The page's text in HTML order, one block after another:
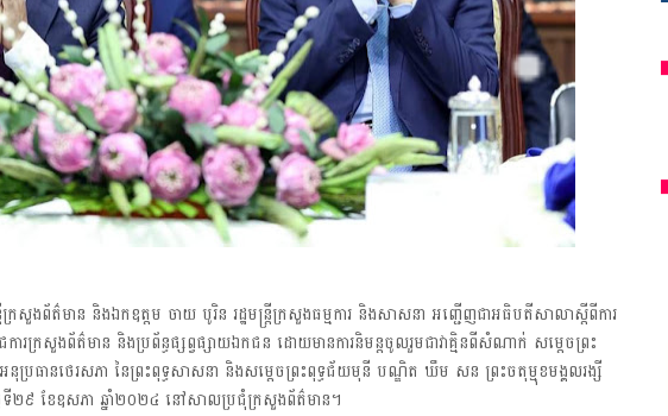
ត្រីក្រសួងព័ត៌មាន និងឯកឧត្តម ចាយ បូរិន រដ្ឋមន្ត្រីក្រសួងធម្មការ និងសាសនា អញ្ជើញជាអធិបតីសាលាស្តីពីការ
ការក្រសួងព័ត៌មាន និងប្រព័ន្ធផ្សព្វផ្សាយឯកជន ដោយមានការនិមន្តចូលរួមជាវាគ្មិនពីសំណាក់ សម្តេចព្រះ
ធានថេរសភា នៃព្រះពុទ្ធសាសនា និងសម្តេចព្រះពុទ្ធជ័យមុនី បណ្ឌិត ឃឹម សន ព្រះចតុម្មុខមង្គលរង្សី
ទី២៩ ខែឧសភា ឆ្នាំ២០២៤ នៅសាលប្រជុំក្រសួងព័ត៌មាន។